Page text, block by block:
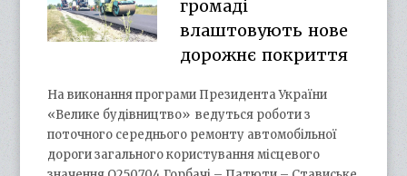
громаді
влаштовують нове
дорожнє покриття
На виконання програми Президента України
«Велике будівництво» ведуться роботи з
поточного середнього ремонту автомобільної
дороги загального користування місцевого